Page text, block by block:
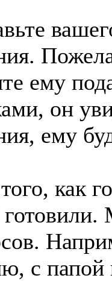
ему
он
ему
как
с папой